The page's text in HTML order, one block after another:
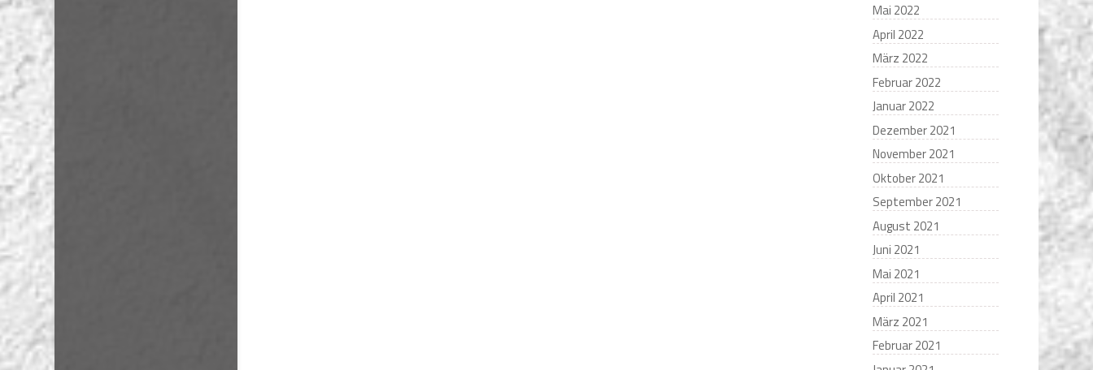
Mai 2022
April 2022
März 2022
Februar 2022
Januar 2022
Dezember 2021
November 2021
Oktober 2021
September 2021
August 2021
Juni 2021
Mai 2021
April 2021
März 2021
Februar 2021